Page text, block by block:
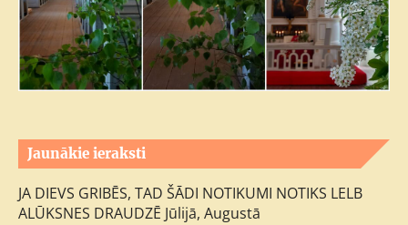
Jaunākie ieraksti
JA DIEVS GRIBĒS, TAD ŠĀDI NOTIKUMI NOTIKS LELB
ALŪKSNES DRAUDZĒ Jūlijā, Augustā